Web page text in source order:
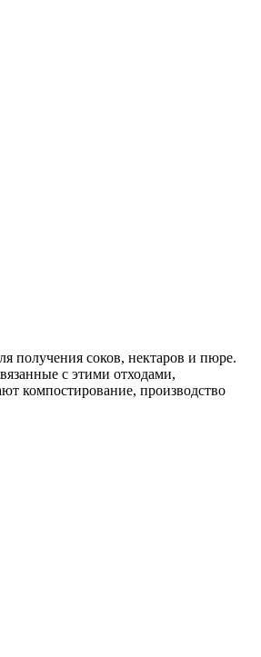
получения соков, нектаров и пюре.
с этими отходами,
компостирование, производство